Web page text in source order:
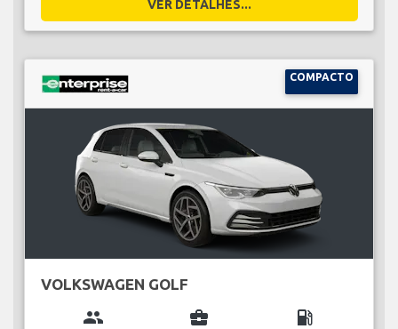
VER DETALHES...
COMPACTO
VOLKSWAGEN GOLF
group business_center local_gas_station